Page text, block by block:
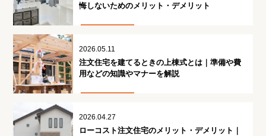
悔しないためのメリット・デメリット
2026.05.11
注文住宅を建てるときの上棟式とは｜準備や費
用などの知識やマナーを解説
2026.04.27
ローコスト注文住宅のメリット・デメリット｜